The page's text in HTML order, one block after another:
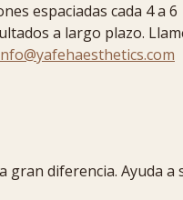
espaciadas cada 4 a 6
a largo plazo.
gran diferencia. Ayuda a